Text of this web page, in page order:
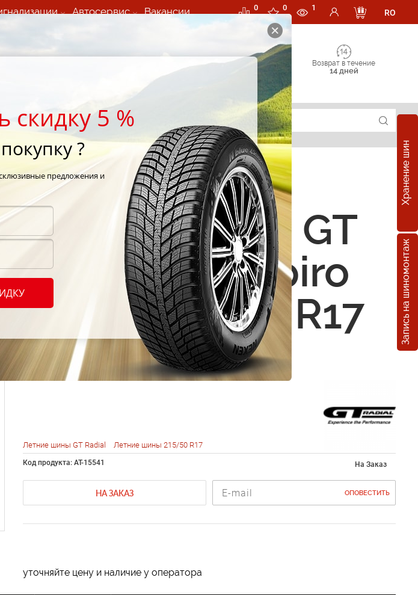
Автосервис Вакансии 0 0 1
RO
Возврат в течение
14 дней
Хранение шин
Запись на шиномонтаж
50 R17 95W
Летние шины GT
Radial Champiro
UHP1 215/50 R17
95W
Летние шины GT Radial Летние шины 215/50 R17
Код продукта: AT-15541 На Заказ
НА ЗАКАЗ ОПОВЕСТИТЬ
уточняйте цену и наличие у оператора
скидку 5 %
?
предложения и